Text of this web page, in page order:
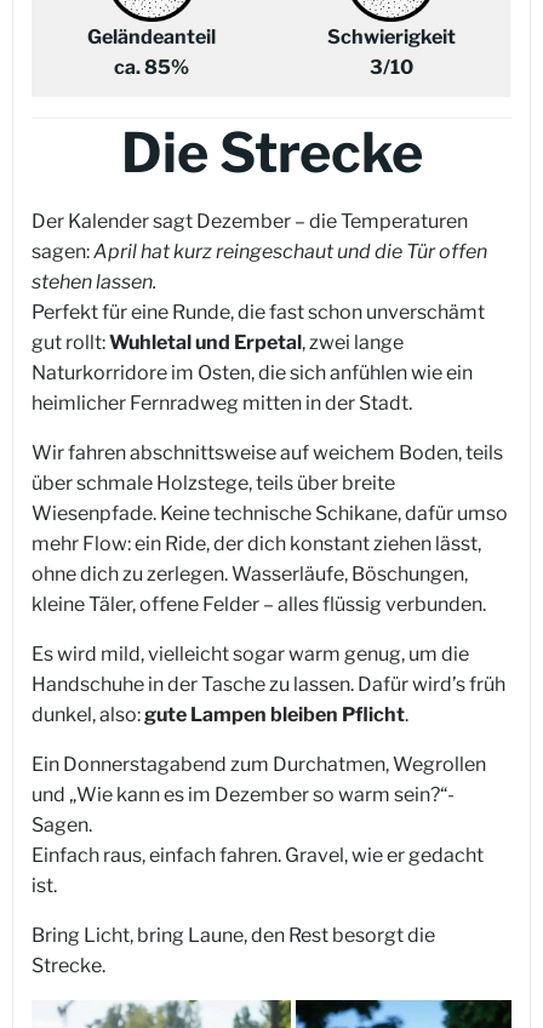
Geländeanteil
ca. 85%
Schwierigkeit
3/10
Die Strecke
Der Kalender sagt Dezember – die Temperaturen
sagen:April hat kurz reingeschaut und die Tür offen
stehen lassen.
Perfekt für eine Runde, die fast schon unverschämt
gut rollt:Wuhletal und Erpetal, zwei lange
Naturkorridore im Osten, die sich anfühlen wie ein
heimlicher Fernradweg mitten in der Stadt.
Wir fahren abschnittsweise auf weichem Boden, teils
über schmale Holzstege, teils über breite
Wiesenpfade. Keine technische Schikane, dafür umso
mehr Flow: ein Ride, der dich konstant ziehen lässt,
ohne dich zu zerlegen. Wasserläufe, Böschungen,
kleine Täler, offene Felder – alles flüssig verbunden.
Es wird mild, vielleicht sogar warm genug, um die
Handschuhe in der Tasche zu lassen. Dafür wird’s früh
dunkel, also:gute Lampen bleiben Pflicht.
Ein Donnerstagabend zum Durchatmen, Wegrollen
und „Wie kann es im Dezember so warm sein?“-
Sagen.
Einfach raus, einfach fahren. Gravel, wie er gedacht
ist.
Bring Licht, bring Laune, den Rest besorgt die
Strecke.